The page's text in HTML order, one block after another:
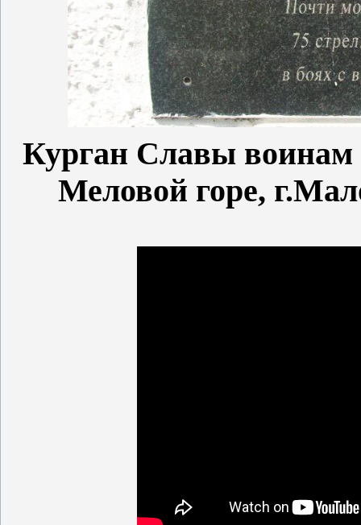
Курган Славы воинам
Меловой горе,